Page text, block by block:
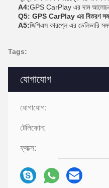
যোগাযোগ
যোগাযোগ:
টেলিফোন:
ফ্যাক্স:
A4:GPS CarPlay এর দাম
Q5: GPS CarPlay এর বিতরণ
A5:জিপিএস কারপ্লে এর ডেলিভারি
Tags: